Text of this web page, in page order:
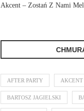
Akcent – Zostań Z Nami
AFTER PARTY AKCENT
BARTOSZ JAGIELSKI